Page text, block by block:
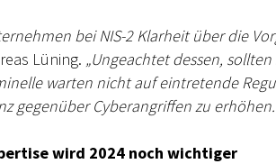
bei NIS-2 Klarheit über die
Lüning. „Ungeachtet dessen,
warten nicht auf eintretende
gegenüber Cyberangriffen zu
wird 2024 noch wichtiger